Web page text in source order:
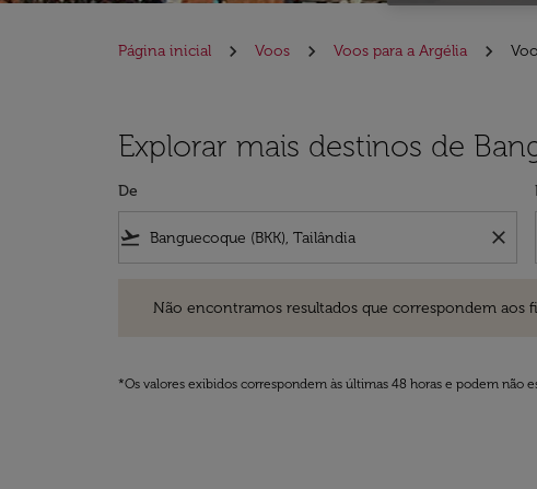
Página inicial Voos Voos para a Argélia
Explorar mais destinos de
De
flight_takeoff close
Não encontramos resultados que correspondem aos
*Os valores exibidos correspondem às últimas 48 horas e podem não